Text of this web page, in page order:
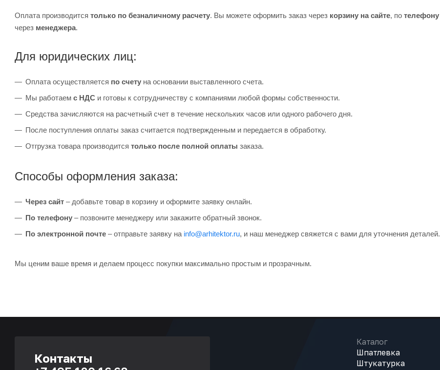
Оплата производится только по безналичному расчету. Вы можете оформить заказ через корзину на сайте, по телефону
через менеджера.
Для юридических лиц:
Оплата осуществляется по счету на основании выставленного счета.
Мы работаем с НДС и готовы к сотрудничеству с компаниями любой формы собственности.
Средства зачисляются на расчетный счет в течение нескольких часов или одного рабочего дня.
После поступления оплаты заказ считается подтвержденным и передается в обработку.
Отгрузка товара производится только после полной оплаты заказа.
Способы оформления заказа:
Через сайт – добавьте товар в корзину и оформите заявку онлайн.
По телефону – позвоните менеджеру или закажите обратный звонок.
По электронной почте – отправьте заявку на info@arhitektor.ru, и наш менеджер свяжется с вами для уточнения деталей.
Мы ценим ваше время и делаем процесс покупки максимально простым и прозрачным.
Контакты
Каталог
Шпатлевка
Штукатурка